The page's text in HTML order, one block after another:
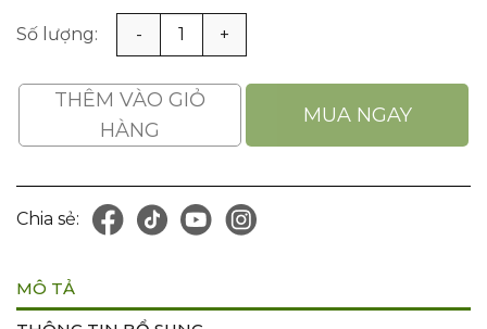
Găng Tay Chịu Nhiệt 300 -350°C chống bỏng chống
THÊM VÀO GIỎ
HÀNG
MUA NGAY
Chia sẻ:
MÔ TẢ